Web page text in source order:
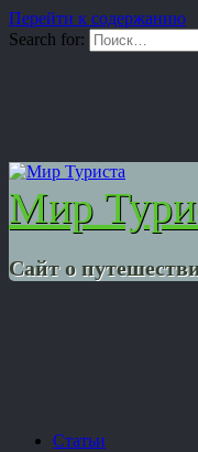
Перейти к содержанию
Search for:
Мир
Сайт о
Статьи